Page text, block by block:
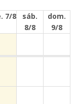
7/8
sáb.
8/8
dom.
9/8